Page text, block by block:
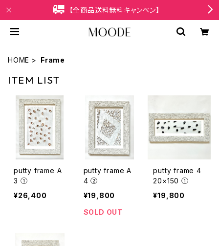
【全商品送料無料キャンペン】
HOME Frame
ITEM LIST
putty frame A
3 ①
¥26,400
putty frame A
4 ②
¥19,800
SOLD OUT
putty frame 4
20×150 ①
¥19,800